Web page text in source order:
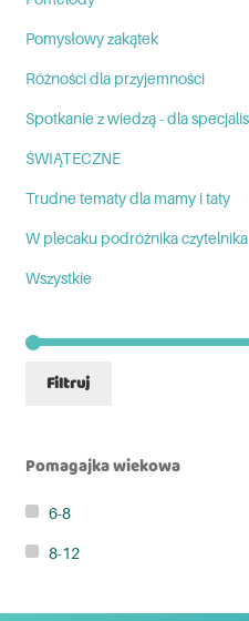
Pomysłowy zakątek
Różności dla przyjemności
Spotkanie z wiedzą - dla
ŚWIĄTECZNE
Trudne tematy dla mamy i taty
W plecaku podróżnika czytelnika
Wszystkie
Filtruj
Pomagajka wiekowa
6-8
8-12